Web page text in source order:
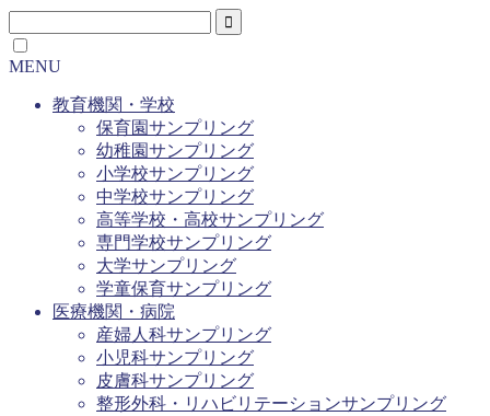
MENU
教育機関・学校
保育園サンプリング
幼稚園サンプリング
小学校サンプリング
中学校サンプリング
高等学校・高校サンプリング
専門学校サンプリング
大学サンプリング
学童保育サンプリング
医療機関・病院
産婦人科サンプリング
小児科サンプリング
皮膚科サンプリング
整形外科・リハビリテーションサンプリング